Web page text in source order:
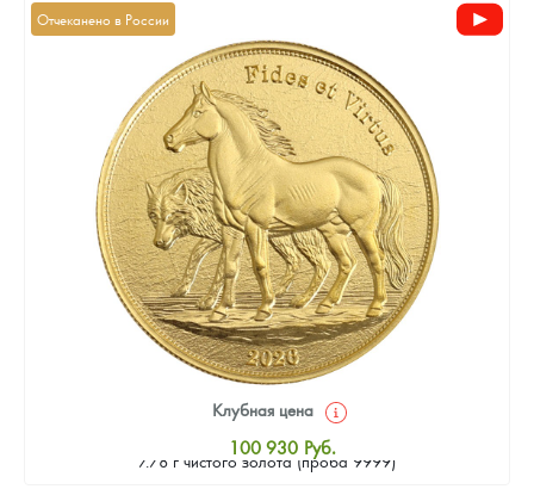
Отчеканено в России
7.78 г чистого золота (проба 9999)
Клубная цена
100 930 Руб.
Стандартная цена